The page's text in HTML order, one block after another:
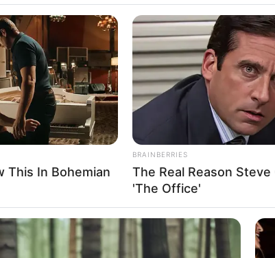
അതിര്‍ത്തി മേഖലയായ പേണുവില്‍ കാട്ടാനയുടെ
നാരായണന്‍-ഭവാനി ദമ്പതികളുടെ മകന്‍
സ്വദേശിയായ രാജേന്ദ്രന്‍ എന്ന മറ്റൊരു
ഇദ്ദേഹത്തെ കുലശേഖരത്തുള്ള ആശുപത്രിയില്‍
This In Bohemian
BRAINBERRIES
The Real Reason
'The Office'